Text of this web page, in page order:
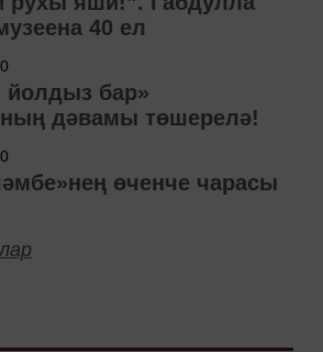
40 ел
йолдыз бар»
дәвамы төшерелә!
өченче чарасы